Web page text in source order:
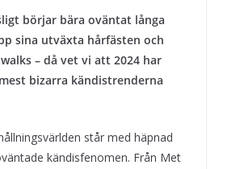
börjar bära oväntat långa
sina utväxta hårfästen och
– då vet vi att 2024 har
bizarra kändistrenderna
står med häpnad
kändisfenomen. Från Met